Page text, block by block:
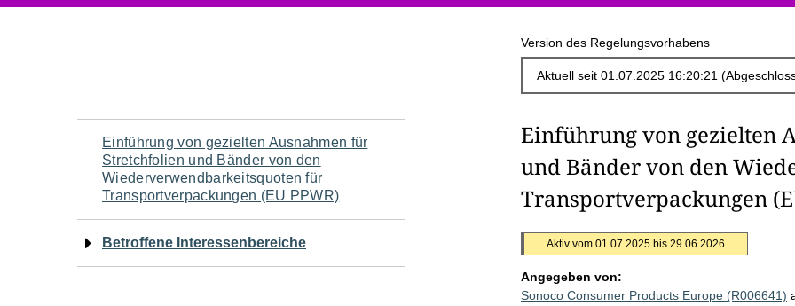
Version des Regelungsvorhabens
Navigation
für
den
Seiteninhalt
Einführung von gezielten Ausnahmen für
Stretchfolien und Bänder von den
Wiederverwendbarkeitsquoten für
Transportverpackungen (EU PPWR)
Betroffene Interessenbereiche
Einführung von gezielten
und Bänder von den
Transportverpackungen
Aktiv vom 01.07.2025 bis 29.06.2026
Angegeben von:
Sonoco Consumer Products Europe (R006641)